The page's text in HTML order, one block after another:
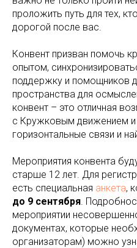
проложить путь для тех,
дорогой после вас.
Конвент призван помочь
опытом,
поддержку и помощников
пространства для
конвент – это отличная
с Кружковым движением и
горизонтальные связи и
Мероприятия конвента
старше 12 лет. Для
есть специальная анкета,
до 9 сентября .
мероприятии
документах, которые
организаторам) можно